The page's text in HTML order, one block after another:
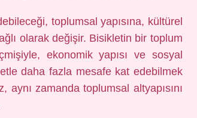
toplumsal yapısına, kültürel
olarak değişir. Bisikletin bir toplum
ekonomik yapısı ve sosyal
daha fazla mesafe kat edebilmek
zamanda toplumsal altyapısını